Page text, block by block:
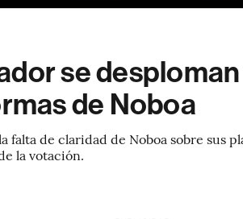
se
de Noboa
falta de claridad de Noboa sobre sus
la votación.